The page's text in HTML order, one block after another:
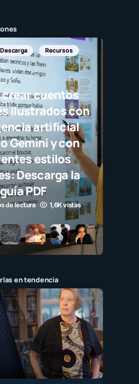
Recursos
con
y con
la
1,6K vistas
en tendencia